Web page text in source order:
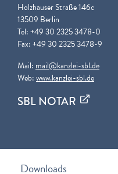
Holzhauser Straße 146c
13509 Berlin
Tel: +49 30 2325 3478-0
Fax: +49 30 2325 3478-9
Mail: mail@kanzlei-sbl.de
Web:www.kanzlei-sbl.de
SBL NOTAR
Downloads